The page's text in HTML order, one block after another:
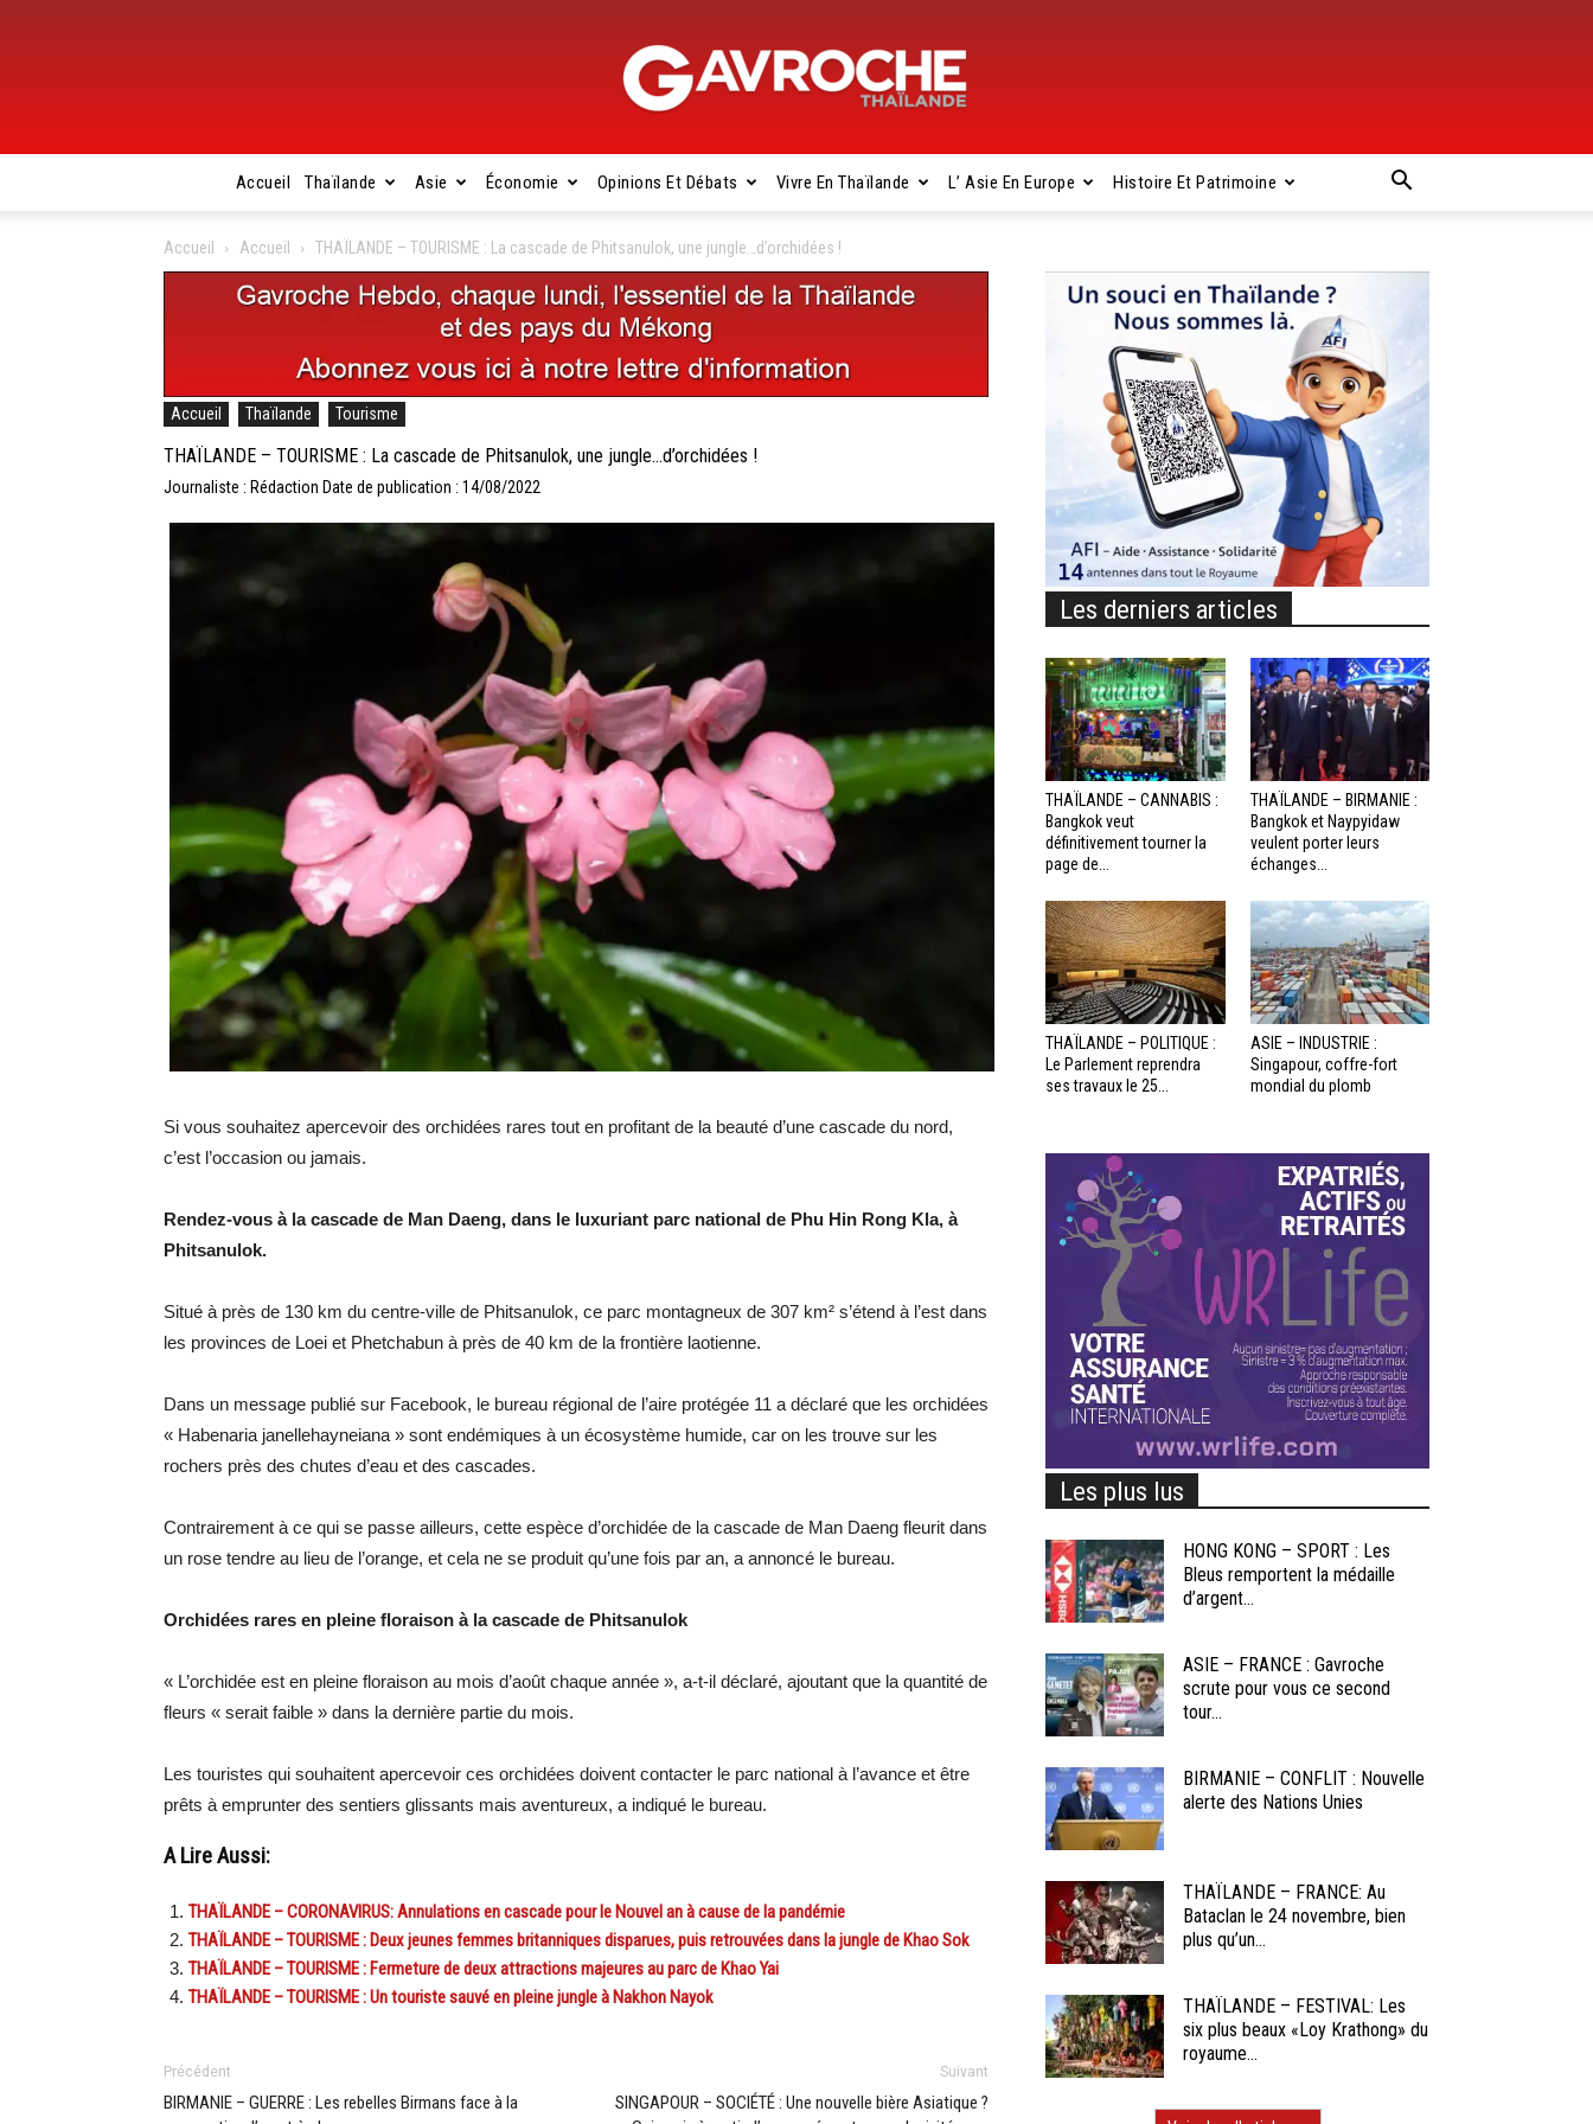
Gavroche
Accueil Thaïlande Asie Économie Opinions Et Débats Vivre En Thaïlande L’ Asie En Europe Histoire Et Patrimoine
Accueil Accueil THAÏLANDE – TOURISME : La cascade de Phitsanulok, une jungle…d’orchidées !
Accueil Thaïlande Tourisme
THAÏLANDE – TOURISME : La cascade de Phitsanulok, une jungle…d’orchidées !
Journaliste : Rédaction Date de publication : 14/08/2022
Si vous souhaitez apercevoir des orchidées rares tout en profitant de la beauté d’une cascade du nord,
c’est l’occasion ou jamais.
Rendez-vous à la cascade de Man Daeng, dans le luxuriant parc national de Phu Hin Rong Kla, à
Phitsanulok.
Situé à près de 130 km du centre-ville de Phitsanulok, ce parc montagneux de 307 km² s’étend à l’est dans
les provinces de Loei et Phetchabun à près de 40 km de la frontière laotienne.
Dans un message publié sur Facebook, le bureau régional de l’aire protégée 11 a déclaré que les orchidées
« Habenaria janellehayneiana » sont endémiques à un écosystème humide, car on les trouve sur les
rochers près des chutes d’eau et des cascades.
Contrairement à ce qui se passe ailleurs, cette espèce d’orchidée de la cascade de Man Daeng fleurit dans
un rose tendre au lieu de l’orange, et cela ne se produit qu’une fois par an, a annoncé le bureau.
Orchidées rares en pleine floraison à la cascade de Phitsanulok
« L’orchidée est en pleine floraison au mois d’août chaque année », a-t-il déclaré, ajoutant que la quantité de
fleurs « serait faible » dans la dernière partie du mois.
Les touristes qui souhaitent apercevoir ces orchidées doivent contacter le parc national à l’avance et être
prêts à emprunter des sentiers glissants mais aventureux, a indiqué le bureau.
A Lire Aussi:
THAÏLANDE – CORONAVIRUS: Annulations en cascade pour le Nouvel an à cause de la pandémie
THAÏLANDE – TOURISME : Deux jeunes femmes britanniques disparues, puis retrouvées dans la jungle de Khao Sok
THAÏLANDE – TOURISME : Fermeture de deux attractions majeures au parc de Khao Yai
THAÏLANDE – TOURISME : Un touriste sauvé en pleine jungle à Nakhon Nayok
Précédent
BIRMANIE – GUERRE : Les rebelles Birmans face à la
Suivant
SINGAPOUR – SOCIÉTÉ : Une nouvelle bière Asiatique ?
Les derniers articles
THAÏLANDE – CANNABIS :
Bangkok veut
définitivement tourner la
page de...
THAÏLANDE – BIRMANIE :
Bangkok et Naypyidaw
veulent porter leurs
échanges...
THAÏLANDE – POLITIQUE :
Le Parlement reprendra
ses travaux le 25...
ASIE – INDUSTRIE :
Singapour, coffre-fort
mondial du plomb
Les plus lus
HONG KONG – SPORT : Les
Bleus remportent la médaille
d’argent...
ASIE – FRANCE : Gavroche
scrute pour vous ce second
tour...
BIRMANIE – CONFLIT : Nouvelle
alerte des Nations Unies
THAÏLANDE – FRANCE: Au
Bataclan le 24 novembre, bien
plus qu’un...
THAÏLANDE – FESTIVAL: Les
six plus beaux «Loy Krathong» du
royaume...